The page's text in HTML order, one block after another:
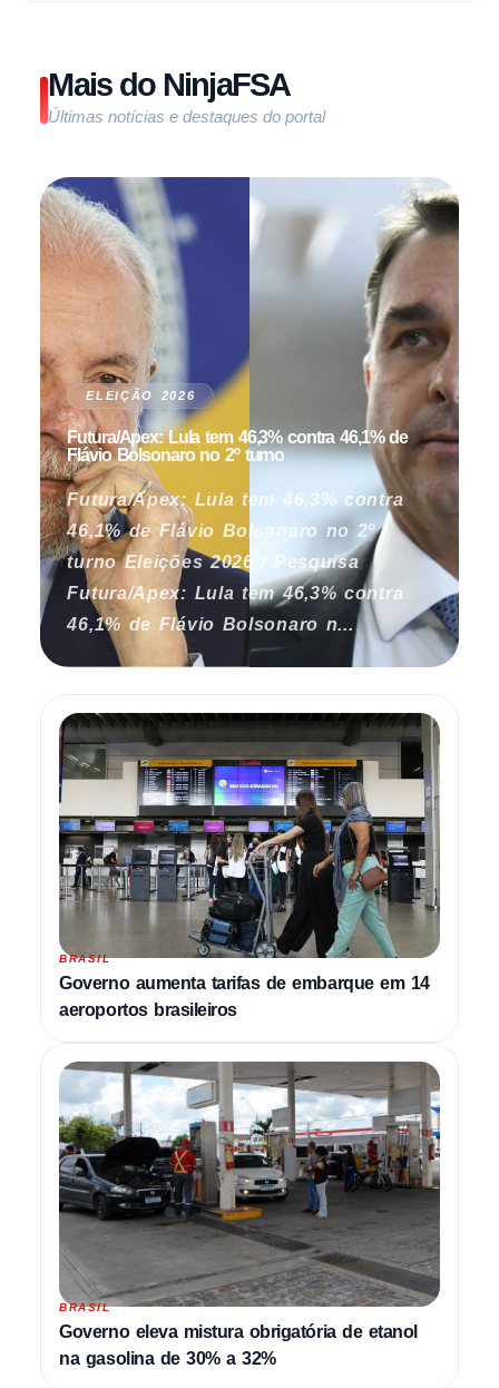
Mais do NinjaFSA
Últimas notícias e destaques do portal
ELEIÇÃO 2026
Futura/Apex: Lula tem 46,3% contra 46,1% de
Flávio Bolsonaro no 2º turno
Futura/Apex: Lula tem 46,3% contra
46,1% de Flávio Bolsonaro no 2º
turno Eleições 2026 / Pesquisa
Futura/Apex: Lula tem 46,3% contra
46,1% de Flávio Bolsonaro n...
BRASIL
Governo aumenta tarifas de embarque em 14
aeroportos brasileiros
BRASIL
Governo eleva mistura obrigatória de etanol
na gasolina de 30% a 32%